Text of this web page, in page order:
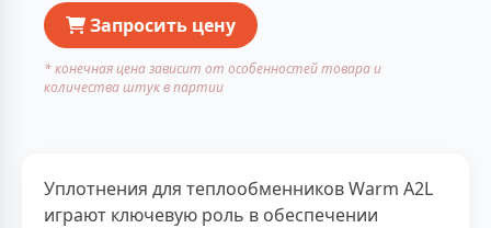
Запросить цену
* конечная цена зависит от особенностей товара и
количества штук в партии
Уплотнения для теплообменников Warm A2L
играют ключевую роль в обеспечении